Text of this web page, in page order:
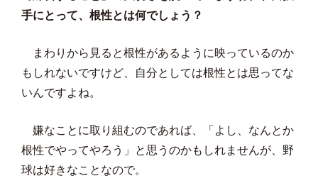
手にとって、根性とは何でしょう？
まわりから見ると根性があるように映っているのか
もしれないですけど、自分としては根性とは思ってな
いんですよね。
嫌なことに取り組むのであれば、「よし、なんとか
根性でやってやろう」と思うのかもしれませんが、野
球は好きなことなので。